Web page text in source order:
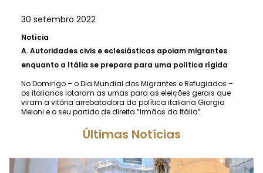
30 setembro 2022
Notícia
A.Autoridades civis e eclesiásticas apoiam migrantes
enquanto a Itália se prepara para uma política rígida
No Domingo – o Dia Mundial dos Migrantes e Refugiados –
os italianos lotaram as urnas para as eleições gerais que
viram a vitória arrebatadora da política italiana Giorgia
Meloni e o seu partido de direita “Irmãos da Itália”.
Últimas Notícias